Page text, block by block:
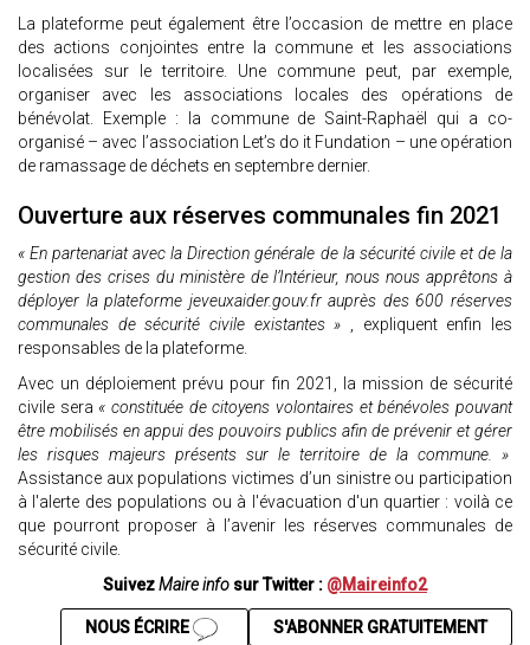
La plateforme peut également être l’occasion de mettre en place
des actions conjointes entre la commune et les associations
localisées sur le territoire. Une commune peut, par exemple,
organiser avec les associations locales des opérations de
bénévolat. Exemple : la commune de Saint-Raphaël qui a co-
organisé – avec l’association Let’s do it Fundation – une opération
de ramassage de déchets en septembre dernier.
Ouverture aux réserves communales fin 2021
« En partenariat avec la Direction générale de la sécurité civile et de la
gestion des crises du ministère de l’Intérieur, nous nous apprêtons à
déployer la plateforme jeveuxaider.gouv.fr auprès des 600 réserves
communales de sécurité civile existantes » , expliquent enfin les
responsables de la plateforme.
Avec un déploiement prévu pour fin 2021, la mission de sécurité
civile sera « constituée de citoyens volontaires et bénévoles pouvant
être mobilisés en appui des pouvoirs publics afin de prévenir et gérer
les risques majeurs présents sur le territoire de la commune. »
Assistance aux populations victimes d’un sinistre ou participation
à l'alerte des populations ou à l'évacuation d'un quartier : voilà ce
que pourront proposer à l’avenir les réserves communales de
sécurité civile.
SuivezMaire info sur Twitter : @Maireinfo2
S'ABONNER GRATUITEMENT
NOUS ÉCRIRE